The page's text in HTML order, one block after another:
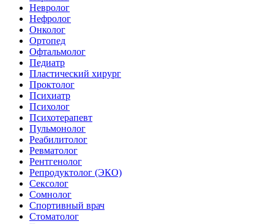
Невролог
Нефролог
Онколог
Ортопед
Офтальмолог
Педиатр
Пластический хирург
Проктолог
Психиатр
Психолог
Психотерапевт
Пульмонолог
Реабилитолог
Ревматолог
Рентгенолог
Репродуктолог (ЭКО)
Сексолог
Сомнолог
Спортивный врач
Стоматолог